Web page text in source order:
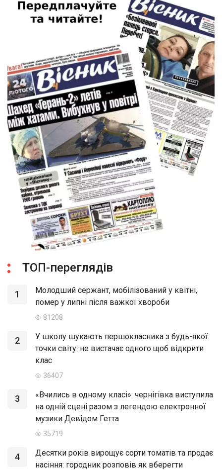
ТОП-переглядів
1
Молодший сержант, мобілізований у квітні,
помер у липні після важкої хвороби
81208
2
У школу шукають першокласника з будь-якої
точки світу: не вистачає одного щоб відкрити
клас
36407
3
«Вчились в одному класі»: чернігівка виступила
на одній сцені разом з легендою електронної
музики Девідом Гетта
35719
4
Десятки років вирощує сорти томатів та продає
насіння: городник розповів як вберегти